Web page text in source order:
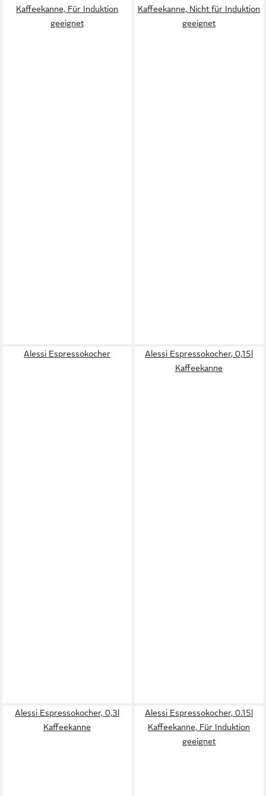
Kaffeekanne, Für Induktion
geeignet
Kaffeekanne, Nicht für Induktion
geeignet
Alessi Espressokocher
Alessi Espressokocher, 0,15l
Kaffeekanne
Alessi Espressokocher, 0,3l
Kaffeekanne
Alessi Espressokocher, 0.15l
Kaffeekanne, Für Induktion
geeignet